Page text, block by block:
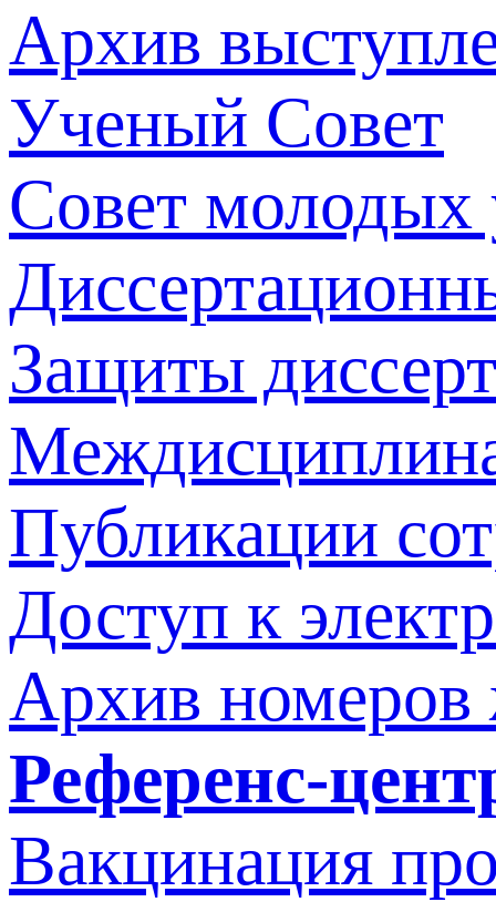
Архив
Ученый Совет
Совет молодых
Защиты
Публикации
Доступ к
Архив номеров
Референс-
Вакцинация